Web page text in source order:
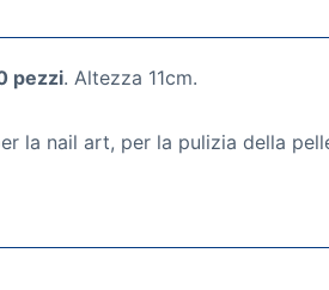
pezzi. Altezza 11cm.
la nail art, per la pulizia della